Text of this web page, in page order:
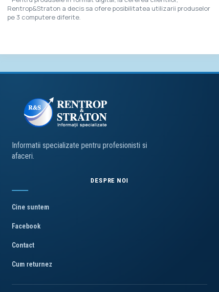
Rentrop&Straton a decis sa ofere posibilitatea utilizarii produselor
pe 3 computere diferite.
Informatii specializate pentru profesionisti si
afaceri.
DESPRE NOI
Cine suntem
Facebook
Contact
Cum returnez